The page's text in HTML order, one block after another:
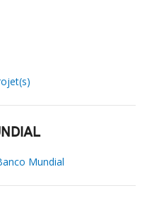
Mundial